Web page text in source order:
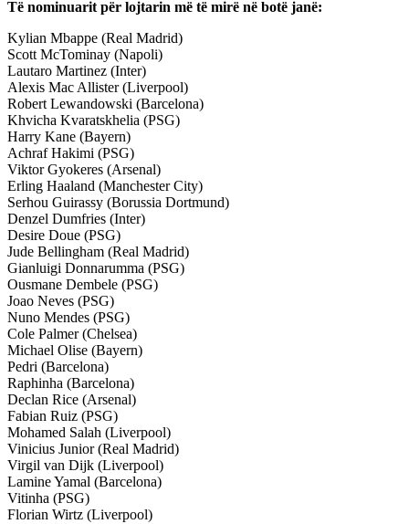
Të nominuarit për lojtarin më të mirë në botë janë:
Kylian Mbappe (Real Madrid)
Scott McTominay (Napoli)
Lautaro Martinez (Inter)
Alexis Mac Allister (Liverpool)
Robert Lewandowski (Barcelona)
Khvicha Kvaratskhelia (PSG)
Harry Kane (Bayern)
Achraf Hakimi (PSG)
Viktor Gyokeres (Arsenal)
Erling Haaland (Manchester City)
Serhou Guirassy (Borussia Dortmund)
Denzel Dumfries (Inter)
Desire Doue (PSG)
Jude Bellingham (Real Madrid)
Gianluigi Donnarumma (PSG)
Ousmane Dembele (PSG)
Joao Neves (PSG)
Nuno Mendes (PSG)
Cole Palmer (Chelsea)
Michael Olise (Bayern)
Pedri (Barcelona)
Raphinha (Barcelona)
Declan Rice (Arsenal)
Fabian Ruiz (PSG)
Mohamed Salah (Liverpool)
Vinicius Junior (Real Madrid)
Virgil van Dijk (Liverpool)
Lamine Yamal (Barcelona)
Vitinha (PSG)
Florian Wirtz (Liverpool)